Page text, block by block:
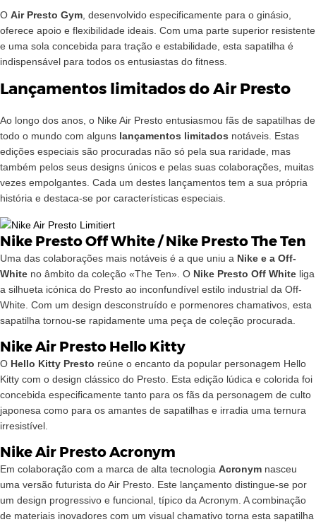
O Air Presto Gym, desenvolvido especificamente para o ginásio,
oferece apoio e flexibilidade ideais. Com uma parte superior resistente
e uma sola concebida para tração e estabilidade, esta sapatilha é
indispensável para todos os entusiastas do fitness.
Lançamentos limitados do Air Presto
Ao longo dos anos, o Nike Air Presto entusiasmou fãs de sapatilhas de
todo o mundo com alguns lançamentos limitados notáveis. Estas
edições especiais são procuradas não só pela sua raridade, mas
também pelos seus designs únicos e pelas suas colaborações, muitas
vezes empolgantes. Cada um destes lançamentos tem a sua própria
história e destaca-se por características especiais.
Nike Presto Off White / Nike Presto The Ten
Uma das colaborações mais notáveis é a que uniu a Nike e a Off-
White no âmbito da coleção «The Ten». O Nike Presto Off White liga
a silhueta icónica do Presto ao inconfundível estilo industrial da Off-
White. Com um design desconstruído e pormenores chamativos, esta
sapatilha tornou-se rapidamente uma peça de coleção procurada.
Nike Air Presto Hello Kitty
O Hello Kitty Presto reúne o encanto da popular personagem Hello
Kitty com o design clássico do Presto. Esta edição lúdica e colorida foi
concebida especificamente tanto para os fãs da personagem de culto
japonesa como para os amantes de sapatilhas e irradia uma ternura
irresistível.
Nike Air Presto Acronym
Em colaboração com a marca de alta tecnologia Acronym nasceu
uma versão futurista do Air Presto. Este lançamento distingue-se por
um design progressivo e funcional, típico da Acronym. A combinação
de materiais inovadores com um visual chamativo torna esta sapatilha